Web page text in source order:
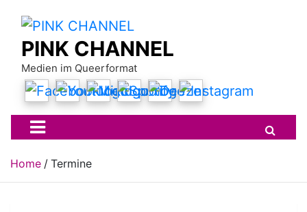
contentPINK CHANNEL
Medien im Queerformat
Home Termine